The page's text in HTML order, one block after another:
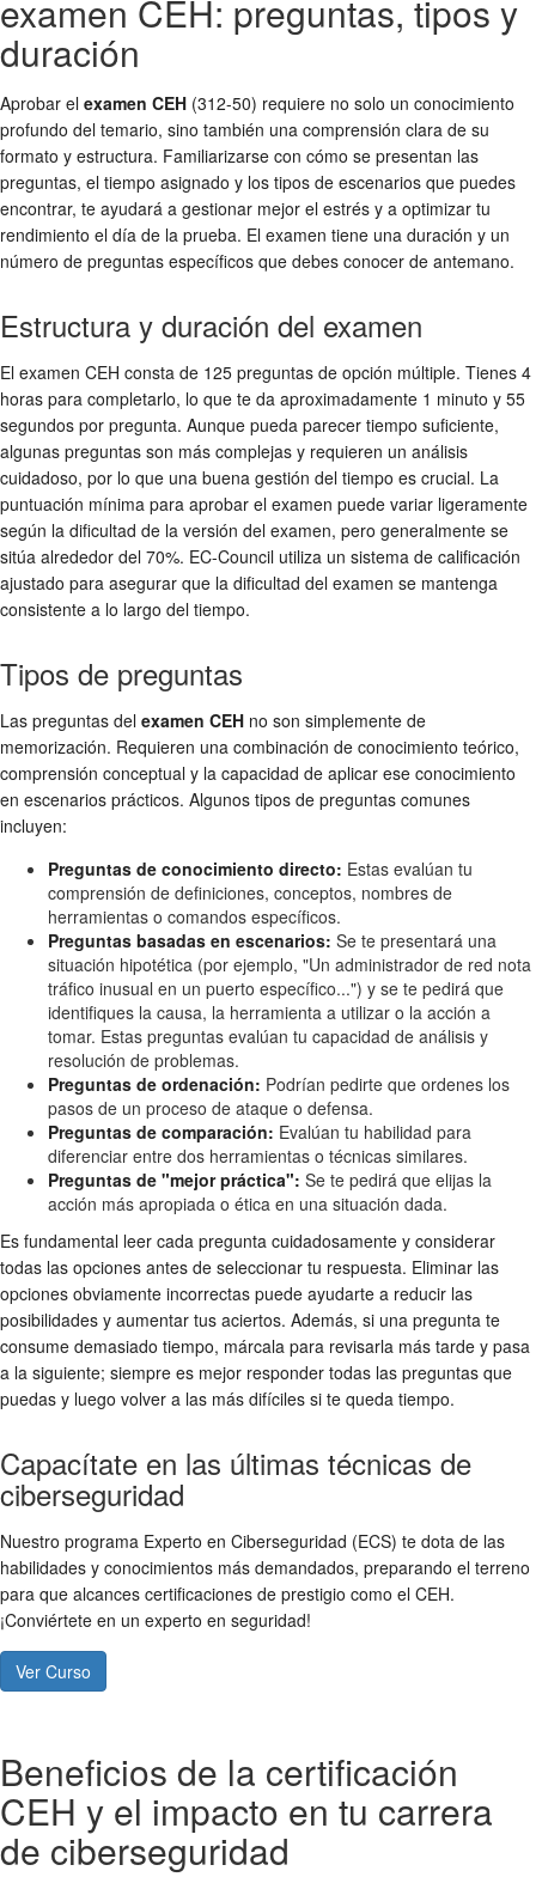
examen CEH: preguntas, tipos y
duración
Aprobar el examen CEH (312-50) requiere no solo un conocimiento
profundo del temario, sino también una comprensión clara de su
formato y estructura. Familiarizarse con cómo se presentan las
preguntas, el tiempo asignado y los tipos de escenarios que puedes
encontrar, te ayudará a gestionar mejor el estrés y a optimizar tu
rendimiento el día de la prueba. El examen tiene una duración y un
número de preguntas específicos que debes conocer de antemano.
Estructura y duración del examen
El examen CEH consta de 125 preguntas de opción múltiple. Tienes 4
horas para completarlo, lo que te da aproximadamente 1 minuto y 55
segundos por pregunta. Aunque pueda parecer tiempo suficiente,
algunas preguntas son más complejas y requieren un análisis
cuidadoso, por lo que una buena gestión del tiempo es crucial. La
puntuación mínima para aprobar el examen puede variar ligeramente
según la dificultad de la versión del examen, pero generalmente se
sitúa alrededor del 70%. EC-Council utiliza un sistema de calificación
ajustado para asegurar que la dificultad del examen se mantenga
consistente a lo largo del tiempo.
Tipos de preguntas
Las preguntas del examen CEH no son simplemente de
memorización. Requieren una combinación de conocimiento teórico,
comprensión conceptual y la capacidad de aplicar ese conocimiento
en escenarios prácticos. Algunos tipos de preguntas comunes
incluyen:
Preguntas de conocimiento directo: Estas evalúan tu
comprensión de definiciones, conceptos, nombres de
herramientas o comandos específicos.
Preguntas basadas en escenarios: Se te presentará una
situación hipotética (por ejemplo, "Un administrador de red nota
tráfico inusual en un puerto específico...") y se te pedirá que
identifiques la causa, la herramienta a utilizar o la acción a
tomar. Estas preguntas evalúan tu capacidad de análisis y
resolución de problemas.
Preguntas de ordenación: Podrían pedirte que ordenes los
pasos de un proceso de ataque o defensa.
Preguntas de comparación: Evalúan tu habilidad para
diferenciar entre dos herramientas o técnicas similares.
Preguntas de "mejor práctica": Se te pedirá que elijas la
acción más apropiada o ética en una situación dada.
Es fundamental leer cada pregunta cuidadosamente y considerar
todas las opciones antes de seleccionar tu respuesta. Eliminar las
opciones obviamente incorrectas puede ayudarte a reducir las
posibilidades y aumentar tus aciertos. Además, si una pregunta te
consume demasiado tiempo, márcala para revisarla más tarde y pasa
a la siguiente; siempre es mejor responder todas las preguntas que
puedas y luego volver a las más difíciles si te queda tiempo.
Capacítate en las últimas técnicas de
ciberseguridad
Nuestro programa Experto en Ciberseguridad (ECS) te dota de las
habilidades y conocimientos más demandados, preparando el terreno
para que alcances certificaciones de prestigio como el CEH.
¡Conviértete en un experto en seguridad!
Ver Curso
Beneficios de la certificación
CEH y el impacto en tu carrera
de ciberseguridad